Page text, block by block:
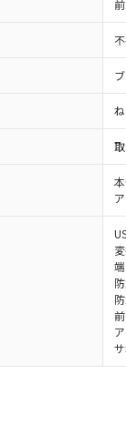
お読みいただき、
ビスは、当社制御
当社在庫状況および
)を提供させていた
御機器事業取扱商
ビスの対象外となる
況および標準価格
ている更新日時点
づき作成されるも
た時点での実際の
とは異なる場合が
納期状況および標
取引先、またはお
し：EU RoHS指令
応の商品で、対応
：EU RoHS指令（
状況を調査中また
ライセンス料など無
事情により、非含有
、含有品と判明した
更することがありま
以下、 水銀(Hg)
1000ppm以下、ポリ
以下、ポリ臭化ジフ
以下、フタル酸ビス(2-
名：DOP) 1000ppm以下
） 1000ppm以下、フ
以下、フタル酸ジイ
であることを示しま
均質材料含有率が
えていることを示し
確認です。当社販売
質の基準値 (GB/T26572)
、 Hg(水銀) : 1000ppm
ム) : 1000ppm、 PBBs(
、 PBDEs(ポリ臭化ジ
ジブチル) : 1000ppm、
、 BBP(フタル酸
、これら貴社製品
よび外国貿易法に
｢規制貨物等」とい
国外への提供する
の輸出許可(または
取得するなどの必要
規制貨物を破棄す
砕するなど、違法
必要な手段を講じ
一定数以上の在庫あり
定数には満たない